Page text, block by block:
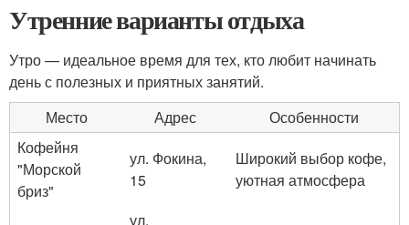
Утренние варианты отдыха
Утро — идеальное время для тех, кто любит начинать
день с полезных и приятных занятий.
Место
Адрес
Особенности
Кофейня
"Морской
бриз"
ул. Фокина,
15
Широкий выбор кофе,
уютная атмосфера
ул.